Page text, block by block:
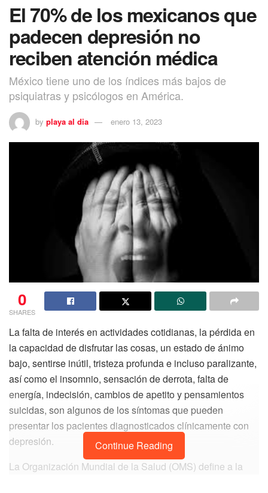
El 70% de los mexicanos que
padecen depresión no
reciben atención médica
México tiene uno de los índices más bajos de
psiquiatras y psicólogos en América.
by playa al dia enero 13, 2023
0
SHARES
La falta de interés en actividades cotidianas, la pérdida en
la capacidad de disfrutar las cosas, un estado de ánimo
bajo, sentirse inútil, tristeza profunda e incluso paralizante,
así como el insomnio, sensación de derrota, falta de
energía, indecisión, cambios de apetito y pensamientos
suicidas, son algunos de los síntomas que pueden
presentar los pacientes diagnosticados clínicamente con
depresión.
La Organización Mundial de la Salud (OMS) define a la
Continue Reading